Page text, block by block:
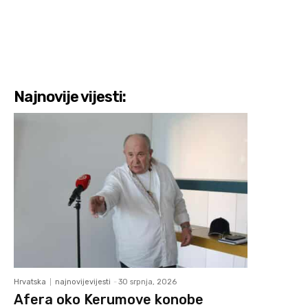
Najnovije vijesti:
Hrvatska najnovijevijesti - 30 srpnja, 2026
Afera oko Kerumove konobe